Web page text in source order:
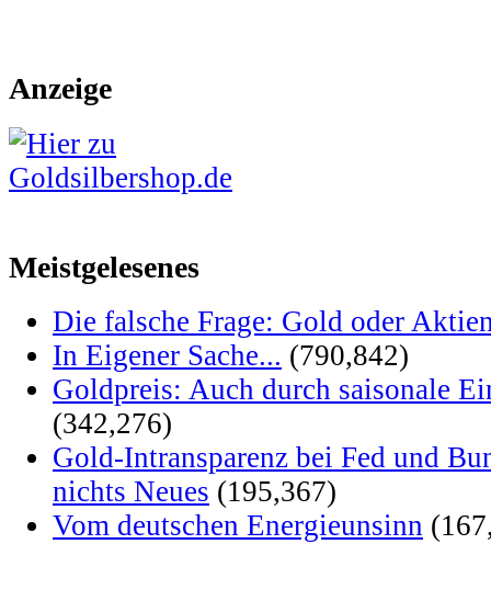
Anzeige
Meistgelesenes
Die falsche Frage: Gold oder
In Eigener Sache... (790,842)
Goldpreis: Auch durch saisonale
(342,276)
Gold-Intransparenz bei Fed und
nichts Neues (195,367)
Vom deutschen Energieunsinn